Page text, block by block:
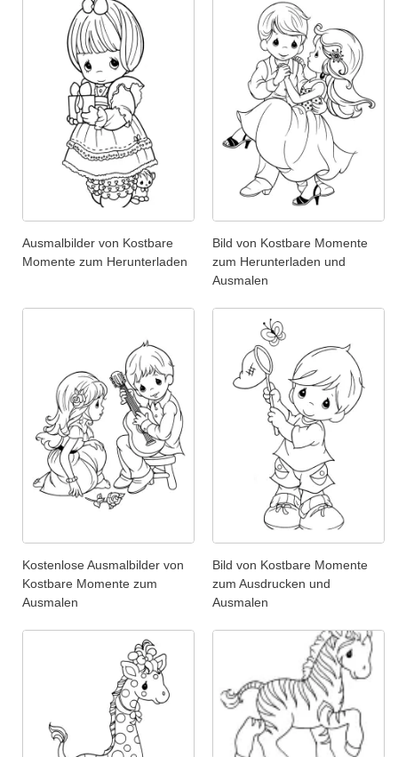
Ausmalbilder von Kostbare
Momente zum Herunterladen
Bild von Kostbare Momente
zum Herunterladen und
Ausmalen
Kostenlose Ausmalbilder von
Kostbare Momente zum
Ausmalen
Bild von Kostbare Momente
zum Ausdrucken und
Ausmalen